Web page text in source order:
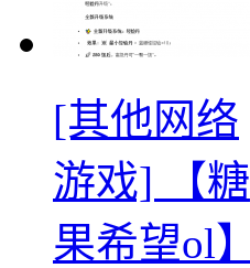
[其他网络
游戏] 【糖
果希望ol】